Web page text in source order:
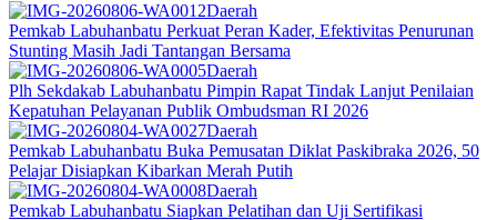
Daerah
Pemkab Labuhanbatu Perkuat Peran Kader, Efektivitas Penurunan
Stunting Masih Jadi Tantangan Bersama
Daerah
Plh Sekdakab Labuhanbatu Pimpin Rapat Tindak Lanjut Penilaian
Kepatuhan Pelayanan Publik Ombudsman RI 2026
Daerah
Pemkab Labuhanbatu Buka Pemusatan Diklat Paskibraka 2026, 50
Pelajar Disiapkan Kibarkan Merah Putih
Daerah
Pemkab Labuhanbatu Siapkan Pelatihan dan Uji Sertifikasi